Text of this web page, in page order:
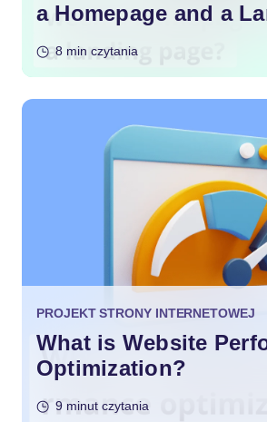
a Homepage and a
8 min czytania
PROJEKT STRONY INTERNETOWEJ
What is Website
Optimization?
9 minut czytania